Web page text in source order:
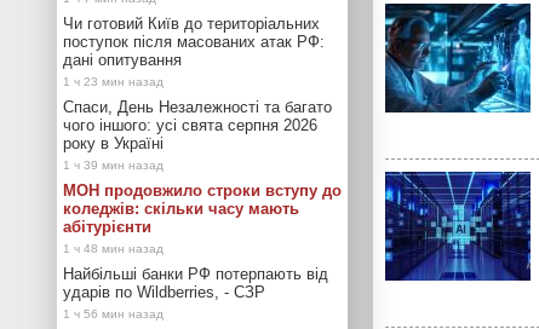
Чи готовий Київ до територіальних
поступок після масованих атак РФ:
дані опитування
Спаси, День Незалежності та багато
чого іншого: усі свята серпня 2026
року в Україні
МОН продовжило строки вступу до
коледжів: скільки часу мають
абітурієнти
Найбільші банки РФ потерпають від
ударів по Wildberries, - СЗР